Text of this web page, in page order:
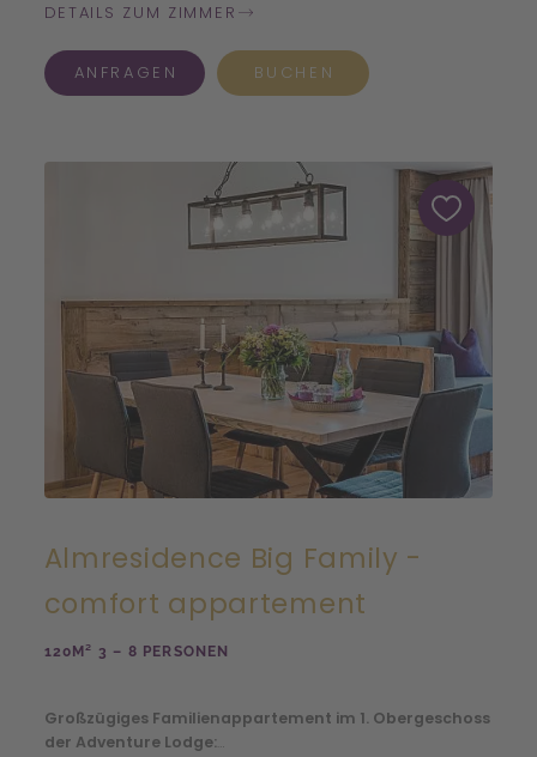
DETAILS ZUM ZIMMER
ANFRAGEN BUCHEN
Almresidence Big Family -
comfort appartement
120M² 3 – 8 PERSONEN
Großzügiges Familienappartement im 1. Obergeschoss
der Adventure Lodge: